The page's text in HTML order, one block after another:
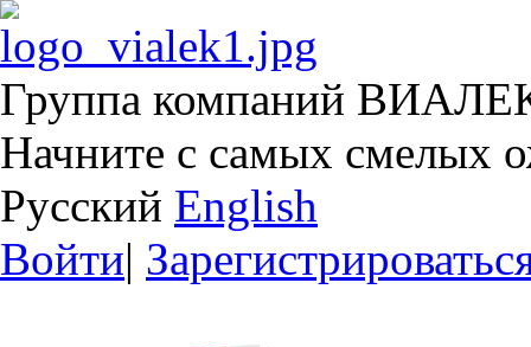
Группа компаний
Начните с самых смелых
Русский English
Войти|